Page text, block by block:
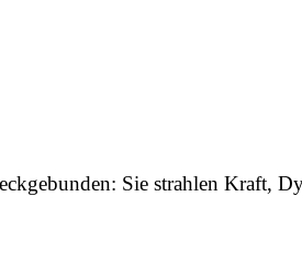
Sie strahlen Kraft,